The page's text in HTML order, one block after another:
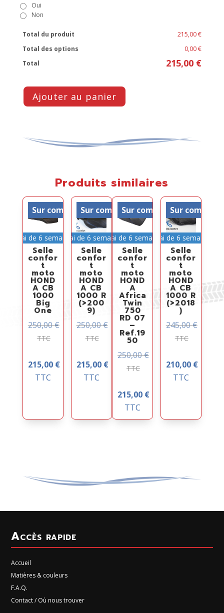
Oui
Non
Total du produit
215,00 €
Total des options
0,00 €
Total
215,00 €
Ajouter au panier
Produits similaires
Sur commande
Délai de 6 semaines
Selle
confor
t
moto
HOND
A CB
1000
Big
One
250,00€
TTC
215,00 €
TTC
Sur commande
Délai de 6 semaines
Selle
confor
t
moto
HOND
A CB
1000 R
(>200
9)
250,00€
TTC
215,00 €
TTC
Sur commande
Délai de 6 semaines
Selle
confor
t
moto
HOND
A
Africa
Twin
750
RD 07
–
Ref.19
50
250,00€
TTC
215,00 €
TTC
Sur
Délai de 6 semaines
Selle
confor
t
moto
HOND
A CB
1000 R
(>2018
)
245,00€
TTC
210,00 €
TTC
Accès rapide
Accueil
Matières & couleurs
F.A.Q.
Contact / Où nous trouver